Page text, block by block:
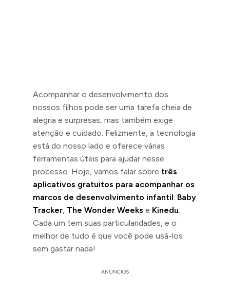
Acompanhar o desenvolvimento dos
nossos filhos pode ser uma tarefa cheia de
alegria e surpresas, mas também exige
atenção e cuidado. Felizmente, a tecnologia
está do nosso lado e oferece várias
ferramentas úteis para ajudar nesse
processo. Hoje, vamos falar sobre três
aplicativos gratuitos para acompanhar os
marcos de desenvolvimento infantil: Baby
Tracker, The Wonder Weeks e Kinedu.
Cada um tem suas particularidades, e o
melhor de tudo é que você pode usá-los
sem gastar nada!
ANÚNCIOS